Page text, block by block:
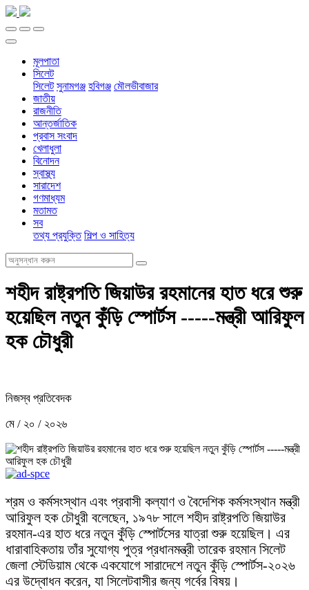
মূলপাতা
সিলেট
সিলেট সুনামগঞ্জ হবিগঞ্জ মৌলভীবাজার
জাতীয়
রাজনীতি
আন্তর্জাতিক
প্রবাস সংবাদ
খেলাধুলা
বিনোদন
স্বাস্থ্য
সারাদেশ
গণমাধ্যম
মতামত
সব
তথ্য প্রযুক্তি শিল্প ও সাহিত্য
শহীদ রাষ্ট্রপতি জিয়াউর রহমানের হাত ধরে শুরু
হয়েছিল নতুন কুঁড়ি স্পোর্টস -----মন্ত্রী আরিফুল
হক চৌধুরী
নিজস্ব প্রতিবেদক
মে / ২০ / ২০২৬
শ্রম ও কর্মসংস্থান এবং প্রবাসী কল্যাণ ও বৈদেশিক কর্মসংস্থান মন্ত্রী
আরিফুল হক চৌধুরী বলেছেন, ১৯৭৮ সালে শহীদ রাষ্ট্রপতি জিয়াউর
রহমান-এর হাত ধরে নতুন কুঁড়ি স্পোর্টসের যাত্রা শুরু হয়েছিল। এর
ধারাবাহিকতায় তাঁর সুযোগ্য পুত্র প্রধানমন্ত্রী তারেক রহমান সিলেট
জেলা স্টেডিয়াম থেকে একযোগে সারাদেশে নতুন কুঁড়ি স্পোর্টস-২০২৬
এর উদ্বোধন করেন, যা সিলেটবাসীর জন্য গর্বের বিষয়।